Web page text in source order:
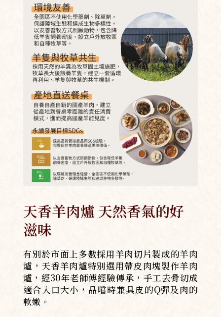
天香羊肉爐 天然香氣的好
滋味
有別於市面上多數採用羊肉切片製成的羊肉
爐，天香羊肉爐特別選用帶皮肉塊製作羊肉
爐，經30年老師傅經驗傳承，手工去骨切成
適合入口大小，品嚐時兼具皮的Q彈及肉的
軟嫩。